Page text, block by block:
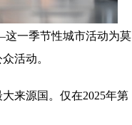
这一季节性城市活动为莫
活动。
来源国。仅在2025年第